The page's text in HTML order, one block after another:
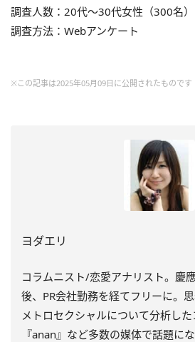
調査人数：20代～30代女性（300名）
調査方法：Webアンケート
※この記事は2025年05月09日に公開されたものです
ヨダエリ
コラムニスト/恋愛アナリスト。慶
後、PR会社勤務を経てフリーに。思
メトロセクシャルについて分析した
『anan』など多数の媒体で話題に